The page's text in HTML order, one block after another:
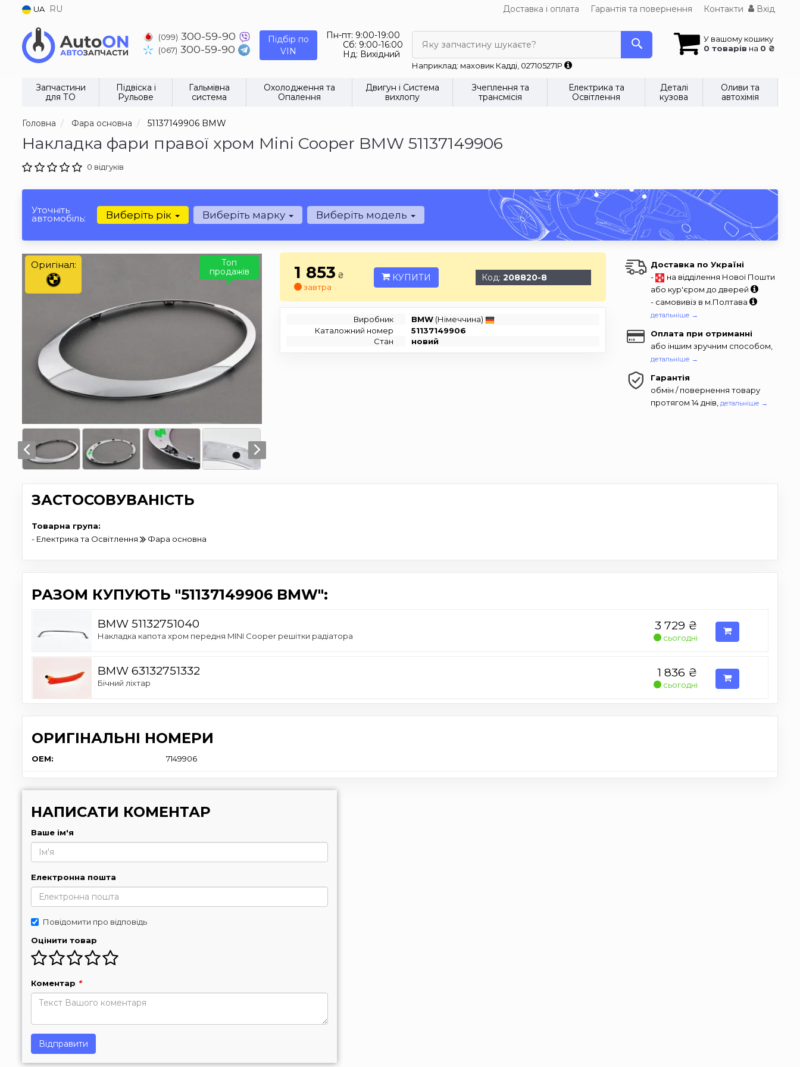
UA RU Доставка і оплата Гарантія та повернення Контакти Вхід
(099) 300-59-90
(067) 300-59-90
Підбір по
VIN
Пн-пт: 9:00-19:00
Сб: 9:00-16:00
Нд: Вихідний
У вашому кошику
0 товарів на 0 ₴
Яку запчастину шукаєте?
Наприклад: маховик Кадді, 027105271P
Запчастини
для ТО
Підвіска і
Рульове
Гальмівна
система
Охолодження та
Опалення
Двигун і Система
вихлопу
Зчеплення та
трансмісія
Електрика та
Освітлення
Деталі
кузова
Оливи та
автохімія
Головна Фара основна 51137149906 BMW
Накладка фари правої хром Mini Cooper BMW 51137149906
0 відгуків
Уточніть
автомобіль: Виберіть рік Виберіть марку Виберіть модель
Топ
продажів
Оригінал: 1 853 ₴
завтра
КУПИТИ Код:208820-8
Виробник BMW (Німеччина)
Каталожний номер
51137149906
Стан
новий
Доставка по Україні
-
на відділення Нової Пошти
або кур'єром до дверей
- самовивіз в м.Полтава
детальніше →
Оплата при отриманні
або іншим зручним способом,
детальніше →
Гарантія
обмін / повернення товару
протягом 14 днів, детальніше →
ЗАСТОСОВУВАНІСТЬ
Товарна група:
- Електрика та Освітлення
Фара основна
РАЗОМ КУПУЮТЬ "51137149906 BMW":
BMW 51132751040
Накладка капота хром передня MINI Cooper решітки радіатора
3 729 ₴
сьогодні
BMW 63132751332
Бічний ліхтар
1 836 ₴
сьогодні
ОРИГІНАЛЬНІ НОМЕРИ
OEM: 7149906
НАПИСАТИ КОМЕНТАР
Ваше ім'я
Електронна пошта
Повідомити про відповідь
Оцінити товар
Коментар *
Відправити